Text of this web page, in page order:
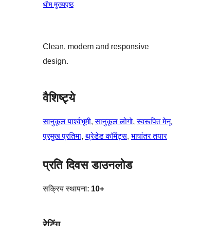
थीम मुख्यपृष्ठ
Clean, modern and responsive
design.
वैशिष्ट्ये
सानुकूल पार्श्वभूमी, सानुकूल लोगो, स्वरूपित मेनू
प्रमुख प्रतिमा, थ्रेडेड कॉमेंट्स, भाषांतर तयार
प्रति दिवस डाउनलोड
सक्रिय स्थापना: 10+